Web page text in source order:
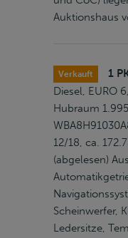
Auktionshaus
Verkauft 1
Diesel, EURO
Hubraum
12/18, ca.
(abgelesen)
Scheinwerfer,
Ledersitze,